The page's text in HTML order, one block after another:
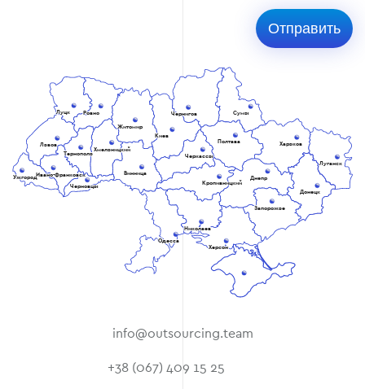
Львов
Луцк Ровно
Винница
Хмельницкий
Житомир
Черновцы
УжгородИвано-Франковск
Тернополь
Киев
Чернигов Сумы
Полтава Харьков
Луганск
Донецк
Днепр
Черкассы
Кропивницкий
Одесса
Запорожье
Херсон
Николаев
info@outsourcing.team
+38 (067) 409 15 25